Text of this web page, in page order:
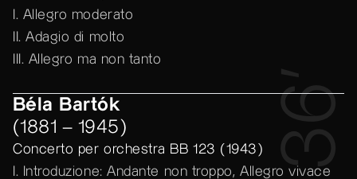
I. Allegro moderato
II. Adagio di molto
III. Allegro ma non tanto
Béla Bartók
(1881 – 1945)
Concerto per orchestra BB 123 (1943)
I. Introduzione: Andante non troppo, Allegro vivace
36’